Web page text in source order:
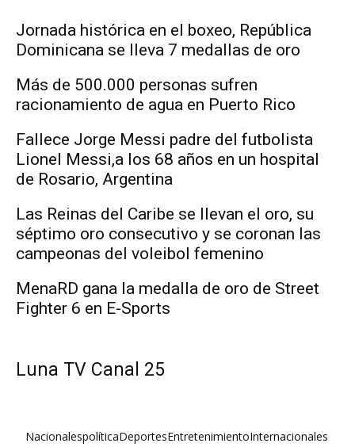
Jornada histórica en el boxeo, República
Dominicana se lleva 7 medallas de oro
Más de 500.000 personas sufren
racionamiento de agua en Puerto Rico
Fallece Jorge Messi padre del futbolista
Lionel Messi,a los 68 años en un hospital
de Rosario, Argentina
Las Reinas del Caribe se llevan el oro, su
séptimo oro consecutivo y se coronan las
campeonas del voleibol femenino
MenaRD gana la medalla de oro de Street
Fighter 6 en E-Sports
Luna TV Canal 25
NacionalespolíticaDeportesEntretenimientoInternacionales